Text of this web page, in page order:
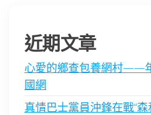
近期文章
心愛的鄉查包養網村——
國網
真情巴士黨員沖鋒在戰“